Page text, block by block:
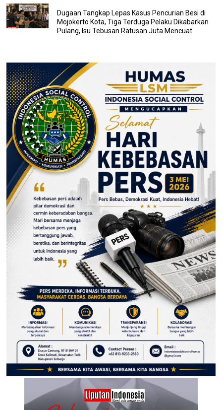
Dugaan Tangkap Lepas Kasus Pencurian Besi di
Mojokerto Kota, Tiga Terduga Pelaku Dikabarkan
Pulang, Isu Tebusan Ratusan Juta Mencuat